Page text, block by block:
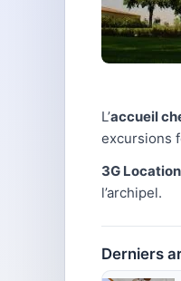
L’accueil
excursions
3G Location
l’archipel.
Derniers